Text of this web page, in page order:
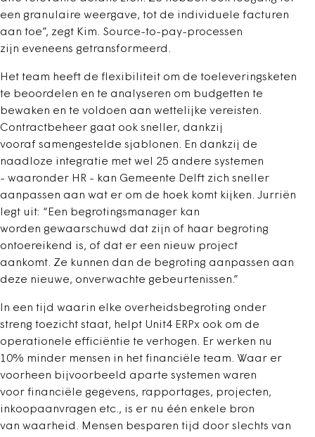
een granulaire weergave, tot de individuele facturen
aan toe”, zegt Kim. Source-to-pay-processen
zijn eveneens getransformeerd.
Het team heeft de flexibiliteit om de toeleveringsketen
te beoordelen en te analyseren om budgetten te
bewaken en te voldoen aan wettelijke vereisten.
Contractbeheer gaat ook sneller, dankzij
vooraf samengestelde sjablonen. En dankzij de
naadloze integratie met wel 25 andere systemen
- waaronder HR - kan Gemeente Delft zich sneller
aanpassen aan wat er om de hoek komt kijken. Jurriën
legt uit: “Een begrotingsmanager kan
worden gewaarschuwd dat zijn of haar begroting
ontoereikend is, of dat er een nieuw project
aankomt. Ze kunnen dan de begroting aanpassen aan
deze nieuwe, onverwachte gebeurtenissen.”
In een tijd waarin elke overheidsbegroting onder
streng toezicht staat, helpt Unit4 ERPx ook om de
operationele efficiëntie te verhogen. Er werken nu
10% minder mensen in het financiële team. Waar er
voorheen bijvoorbeeld aparte systemen waren
voor financiële gegevens, rapportages, projecten,
inkoopaanvragen etc., is er nu één enkele bron
van waarheid. Mensen besparen tijd door slechts van